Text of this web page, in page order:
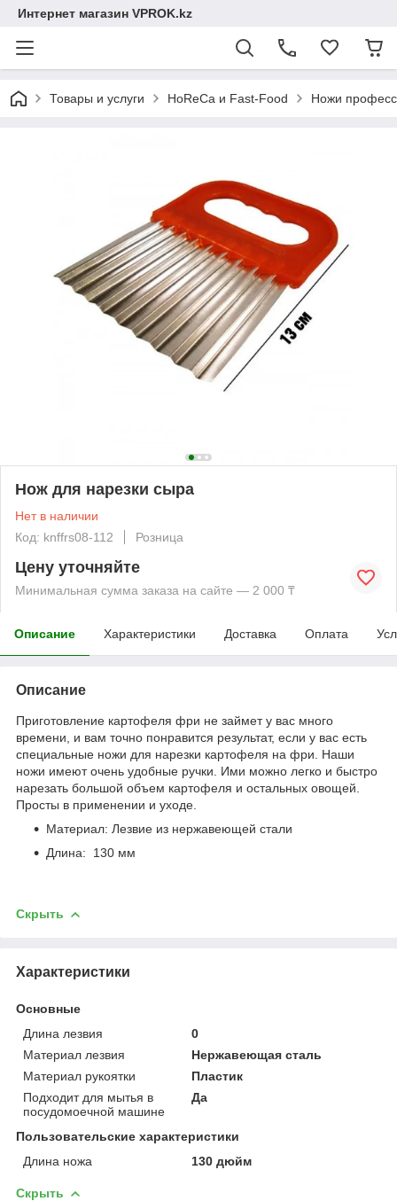
Интернет магазин VPROK.kz
Товары и услуги HoReCa и Fast-Food Ножи
Нож для нарезки сыра
Нет в наличии
Код: knffrs08-112
Розница
Цену уточняйте
Минимальная сумма заказа на сайте — 2 000 ₸
Описание Характеристики Доставка Оплата
Описание
Приготовление картофеля фри не займет у вас много
времени, и вам точно понравится результат, если у вас есть
специальные ножи для нарезки картофеля на фри. Наши
ножи имеют очень удобные ручки. Ими можно легко и быстро
нарезать большой объем картофеля и остальных овощей.
Просты в применении и уходе.
Материал: Лезвие из нержавеющей стали
Длина: 130 мм
Скрыть
Характеристики
Основные
Длина лезвия
0
Материал лезвия
Нержавеющая сталь
Материал рукоятки
Пластик
Подходит для мытья в
посудомоечной машине
Да
Пользовательские характеристики
Длина ножа
130 дюйм
Скрыть